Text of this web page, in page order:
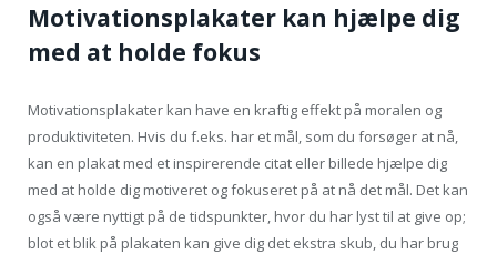
Motivationsplakater kan hjælpe dig
med at holde fokus
Motivationsplakater kan have en kraftig effekt på moralen og
produktiviteten. Hvis du f.eks. har et mål, som du forsøger at nå,
kan en plakat med et inspirerende citat eller billede hjælpe dig
med at holde dig motiveret og fokuseret på at nå det mål. Det kan
også være nyttigt på de tidspunkter, hvor du har lyst til at give op;
blot et blik på plakaten kan give dig det ekstra skub, du har brug